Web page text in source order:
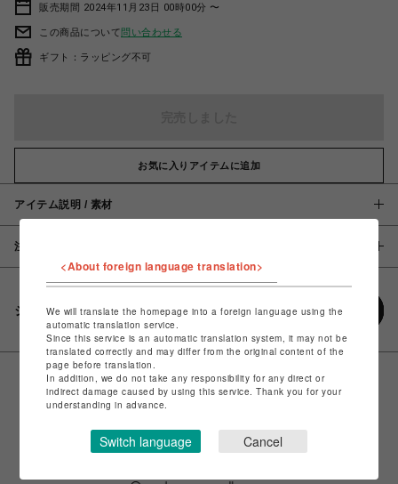
販売期間 2024年11月23日 00時00分 〜
この商品について問い合わせる
ギフト：ラッピング不可
お気に入りアイテムに追加
アイテム説明 / 素材
注意事項
シェアする
<About foreign language translation>
We will translate the homepage into a foreign language using the
automatic translation service.
Since this service is an automatic translation system, it may not be
translated correctly and may differ from the original content of the
page before translation.
In addition, we do not take any responsibility for any direct or
indirect damage caused by using this service. Thank you for your
understanding in advance.
Switch language Cancel